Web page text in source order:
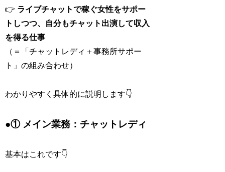
👉 ライブチャットで稼ぐ女性をサポー
トしつつ、自分もチャット出演して収入
を得る仕事
（＝「チャットレディ＋事務所サポー
ト」の組み合わせ）
わかりやすく具体的に説明します👇
●① メイン業務：チャットレディ
基本はこれです👇